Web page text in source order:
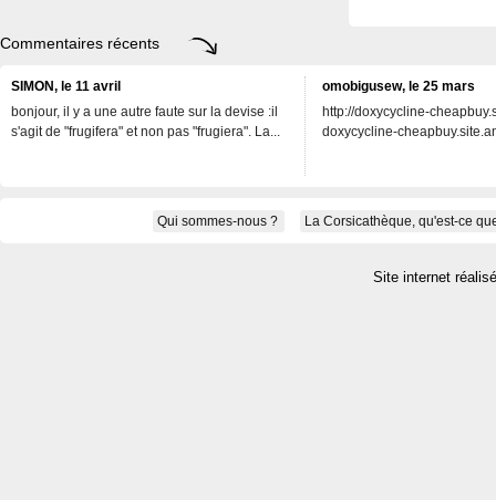
Commentaires récents
SIMON, le 11 avril
bonjour, il y a une autre faute sur la devise :il
s'agit de "frugifera" et non pas "frugiera". La...
omobigusew, le 25 mars
http://doxycycline-
doxycycline-
Qui sommes-nous ? La Corsicathèque, qu'est-ce
Site internet